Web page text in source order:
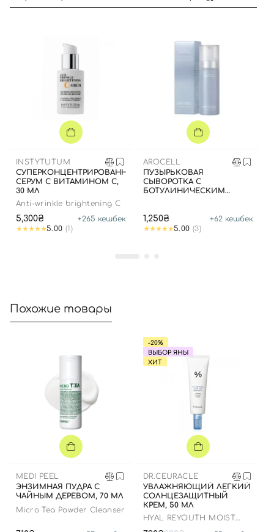
INSTYTUTUM
СУПЕРКОНЦЕНТРИРОВАННЫЙ
СЕРУМ С ВИТАМИНОМ С,
30 МЛ
Anti-wrinkle brightening C
5,300₴ +265 кешбек
5.00 (1)
AROCELL
ПУЗЫРЬКОВАЯ
СЫВОРОТКА С
БОТУЛИНИЧЕСКИМ
ЭКЗОСОМАМИ, 70 МЛ.
1,250₴ +62 кешбек
5.00 (3)
Похожие товары
MEDI PEEL
ЭНЗИМНАЯ ПУДРА С
ЧАЙНЫМ ДЕРЕВОМ, 70 МЛ
Micro Tea Powder Cleanser
-20%
ВЫБОР ЯНЫ
ХИТ
DR.CEURACLE
УВЛАЖНЯЮЩИЙ ЛЕГКИЙ
СОЛНЦЕЗАЩИТНЫЙ
КРЕМ, 50 МЛ
HYAL REYOUTH MOIST
Вход Регистрация
Номер телефона
Отправляя форму для авторизации/регистрации, вы
принимаете условия Пользовательские соглашения
Войти с помощью e-mail